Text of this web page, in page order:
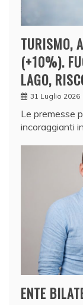
TURISMO,
(+10%).
LAGO,
31 Luglio 2026
Le premesse
incoraggianti
ENTE